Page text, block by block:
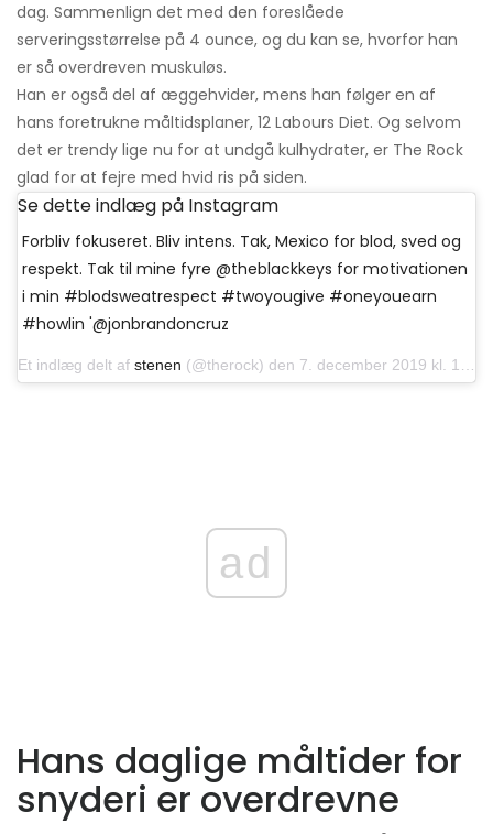
dag. Sammenlign det med den foreslåede
serveringsstørrelse på 4 ounce, og du kan se, hvorfor han
er så overdreven muskuløs.
Han er også del af æggehvider, mens han følger en af ​​
hans foretrukne måltidsplaner, 12 Labours Diet. Og selvom
det er trendy lige nu for at undgå kulhydrater, er The Rock
glad for at fejre med hvid ris på siden.
Se dette indlæg på Instagram
Forbliv fokuseret. Bliv intens. Tak, Mexico for blod, sved og
respekt. Tak til mine fyre @theblackkeys for motivationen
i min #blodsweatrespect #twoyougive #oneyouearn
#howlin '@jonbrandoncruz
Et indlæg delt af stenen (@therock) den 7. december 2019 kl. 16:48 PST
ad
Hans daglige måltider for
snyderi er overdrevne